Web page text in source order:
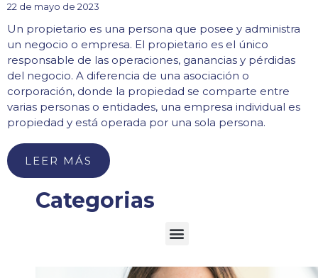
22 de mayo de 2023
Un propietario es una persona que posee y administra
un negocio o empresa. El propietario es el único
responsable de las operaciones, ganancias y pérdidas
del negocio. A diferencia de una asociación o
corporación, donde la propiedad se comparte entre
varias personas o entidades, una empresa individual es
propiedad y está operada por una sola persona.
LEER MÁS
Categorias